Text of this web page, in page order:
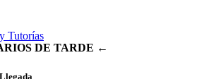
Tutorías
DE TARDE ←